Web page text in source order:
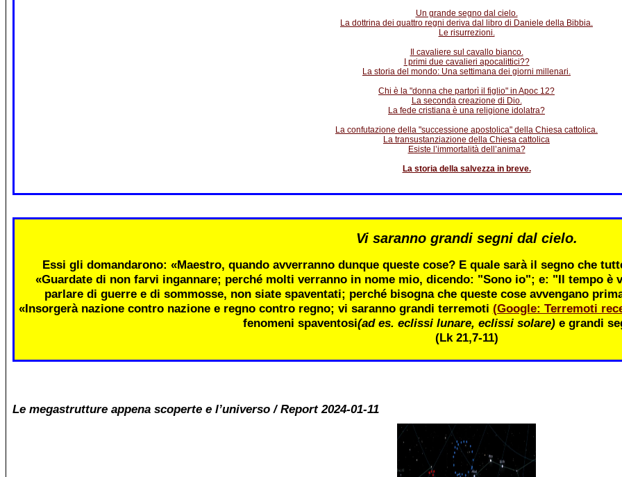
Un grande segno dal cielo.
La dottrina dei quattro regni deriva dal libro di Daniele della Bibbia.
Le risurrezioni.
Il cavaliere sul cavallo bianco.
I primi due cavalieri apocalittici??
La storia del mondo: Una settimana dei giorni millenari.
Chi è la "donna che partorì il figlio" in Apoc 12?
La seconda creazione di Dio.
La fede cristiana è una religione idolatra?
La confutazione della "successione apostolica" della Chiesa cattolica.
La transustanziazione della Chiesa cattolica
Esiste l’immortalità dell’anima?
La storia della salvezza in breve.
Vi saranno grandi segni dal cielo.
Essi gli domandarono: «Maestro, quando avverranno dunque queste cose? E quale sarà il segno che
«Guardate di non farvi ingannare; perché molti verranno in nome mio, dicendo: "Sono io"; e: "Il tempo è
parlare di guerre e di sommosse, non siate spaventati; perché bisogna che queste cose avvengano
«Insorgerà nazione contro nazione e regno contro regno; vi saranno grandi terremoti (Google: Terremoti
fenomeni spaventosi(ad es. eclissi lunare, eclissi solare) e grandi
(Lk 21,7-11)
Le megastrutture appena scoperte e l’universo / Report 2024-01-11